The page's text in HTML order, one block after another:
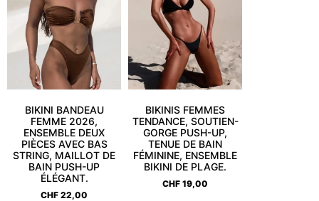
BIKINI BANDEAU
FEMME 2026,
ENSEMBLE DEUX
PIÈCES AVEC BAS
STRING, MAILLOT DE
BAIN PUSH-UP
ÉLÉGANT.
CHF 22,00
BIKINIS FEMMES
TENDANCE, SOUTIEN-
GORGE PUSH-UP,
TENUE DE BAIN
FÉMININE, ENSEMBLE
BIKINI DE PLAGE.
CHF 19,00